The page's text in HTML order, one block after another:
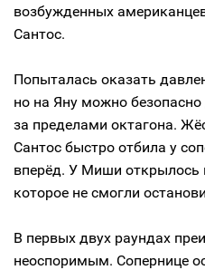
возбужденных
Сантос.
Попыталась оказать
но на Яну можно
за пределами октагона.
Сантос быстро отбила у
вперёд. У Миши открылось
которое не смогли
В первых двух раундах
неоспоримым. Сопернице